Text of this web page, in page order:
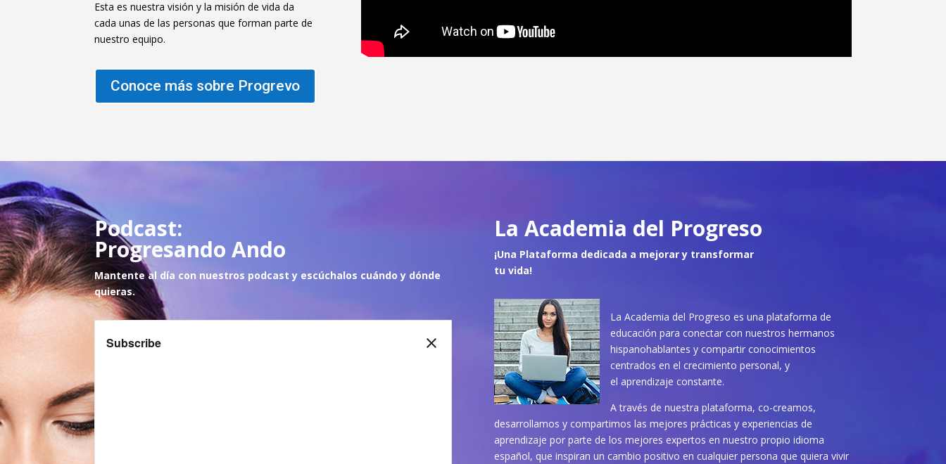
Esta es nuestra visión y la misión de vida da
cada unas de las personas que forman parte de
nuestro equipo.
Conoce más sobre Progrevo
Podcast:
Progresando Ando
Mantente al día con nuestros podcast y escúchalos cuándo y dónde
quieras.
La Academia del Progreso
¡Una Plataforma dedicada a mejorar y transformar
tu vida!
La Academia del Progreso es una plataforma de
educación para conectar con nuestros hermanos
hispanohablantes y compartir conocimientos
centrados en el crecimiento personal, y
el aprendizaje constante.
A través de nuestra plataforma, co-creamos,
desarrollamos y compartimos las mejores prácticas y experiencias de
aprendizaje por parte de los mejores expertos en nuestro propio idioma
español, que inspiran un cambio positivo en cualquier persona que quiera vivir